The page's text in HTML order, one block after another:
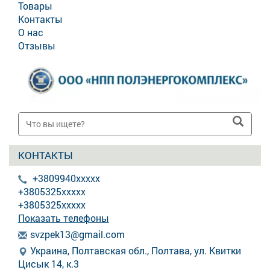
Товары
Контакты
О нас
Отзывы
КОНТАКТЫ
+3809940xxxxx
+3805325xxxxx
+3805325xxxxx
Показать телефоны
svzpek13@gmail.com
Украина, Полтавская обл., Полтава, ул. Квитки
Цисык 14, к.3